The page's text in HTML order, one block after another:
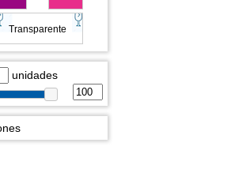
Transparente
unidades